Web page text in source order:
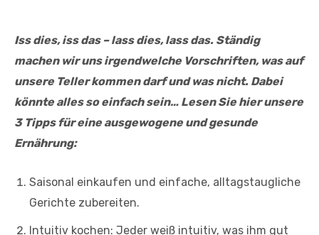
Iss dies, iss das – lass dies, lass das. Ständig
machen wir uns irgendwelche Vorschriften, was auf
unsere Teller kommen darf und was nicht. Dabei
könnte alles so einfach sein… Lesen Sie hier unsere
3 Tipps für eine ausgewogene und gesunde
Ernährung:
Saisonal einkaufen und einfache, alltagstaugliche
Gerichte zubereiten.
Intuitiv kochen: Jeder weiß intuitiv, was ihm gut